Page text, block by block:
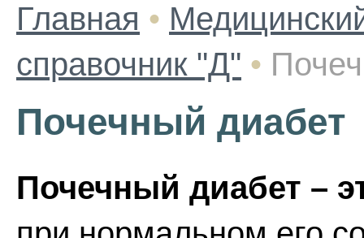
Главная •
справочник "Д" •
Почечный диабет
Почечный диабет –